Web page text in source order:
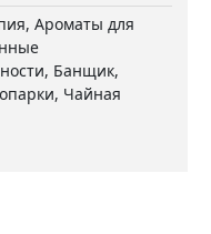
Ароматы для
Банщик,
Чайная